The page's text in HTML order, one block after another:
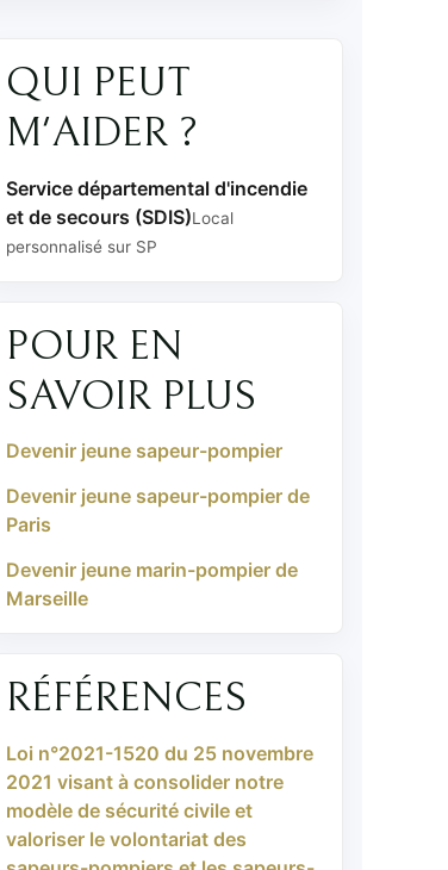
QUI PEUT
M'AIDER ?
Service départemental d'incendie
et de secours (SDIS)Local
personnalisé sur SP
POUR EN
SAVOIR PLUS
Devenir jeune sapeur-pompier
Devenir jeune sapeur-pompier de
Paris
Devenir jeune marin-pompier de
Marseille
RÉFÉRENCES
Loi n°2021-1520 du 25 novembre
2021 visant à consolider notre
modèle de sécurité civile et
valoriser le volontariat des